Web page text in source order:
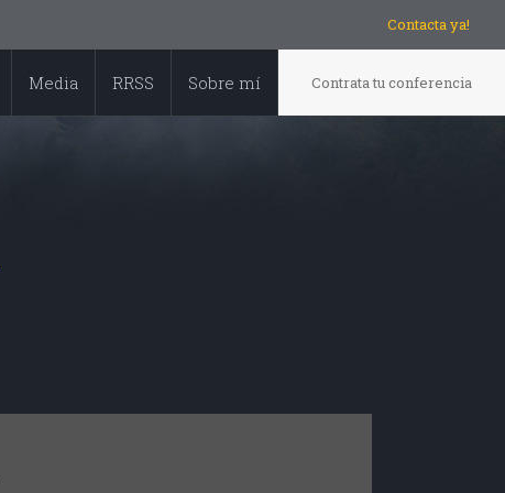
Contacta ya!
Media RRSS Sobre mí Contrata tu conferencia